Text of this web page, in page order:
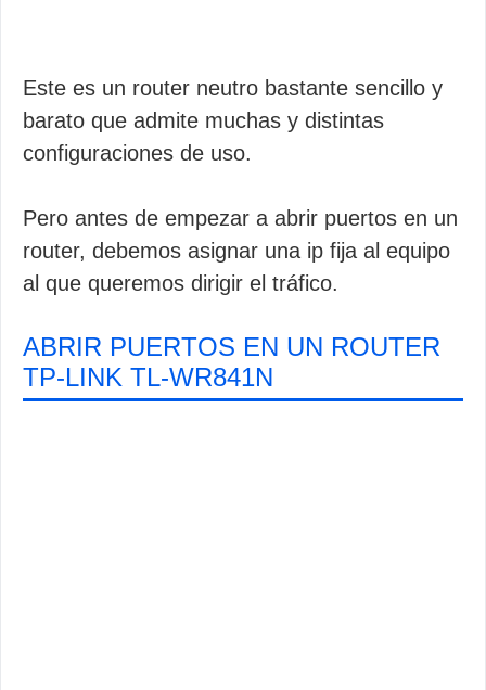
Este es un router neutro bastante sencillo y
barato que admite muchas y distintas
configuraciones de uso.
Pero antes de empezar a abrir puertos en un
router, debemos asignar una ip fija al equipo
al que queremos dirigir el tráfico.
ABRIR PUERTOS EN UN ROUTER
TP-LINK TL-WR841N